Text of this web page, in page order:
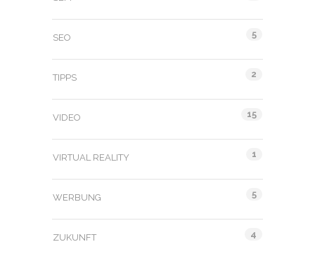
SEO 5
TIPPS 2
VIDEO 15
VIRTUAL REALITY 1
WERBUNG 5
ZUKUNFT 4